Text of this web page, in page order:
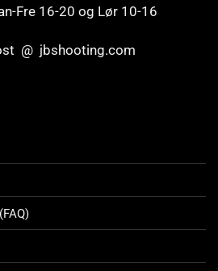
Fre 16-20 og Lør 10-16
@ jbshooting.com